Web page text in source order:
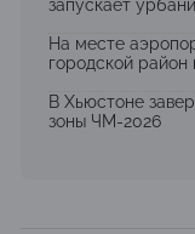
запускает
На месте
городской район
В Хьюстоне
зоны ЧМ-2026